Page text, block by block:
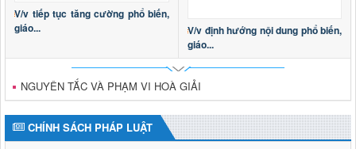
V/v tiếp tục tăng cường phổ biến,
giáo...
V/v định hướng nội dung phổ biến,
giáo...
NGUYÊN TẮC VÀ PHẠM VI HOÀ GIẢI
CHÍNH SÁCH PHÁP LUẬT